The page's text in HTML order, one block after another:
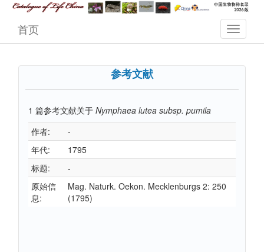
首页
参考文献
1 篇参考文献关于 Nymphaea lutea subsp. pumila
作者:
-
年代:
1795
标题:
-
原始信
息:
Mag. Naturk. Oekon. Mecklenburgs 2: 250
(1795)